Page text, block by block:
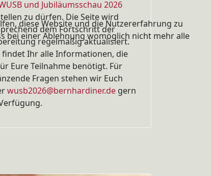
und Jubiläumsschau 2026
zu dürfen. Die Seite wird
dem Fortschritt der
regelmäßig aktualisiert.
findet Ihr alle Informationen, die
Eure Teilnahme benötigt. Für
Fragen stehen wir Euch
wusb2026@bernhardiner.de gern
diese Website und die Nutzererfahrung zu
bei einer Ablehnung womöglich nicht mehr alle